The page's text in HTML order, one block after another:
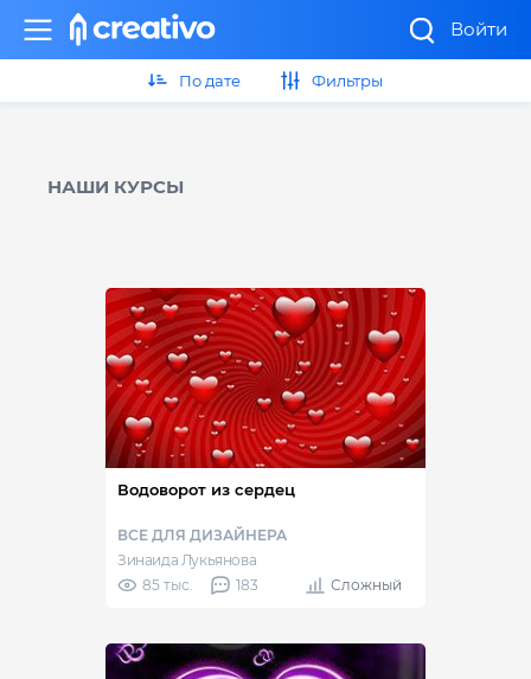
Войти
По дате Фильтры
НАШИ КУРСЫ
Водоворот из сердец
ВСЕ ДЛЯ ДИЗАЙНЕРА
Зинаида Лукьянова
85 тыс.
183 Сложный